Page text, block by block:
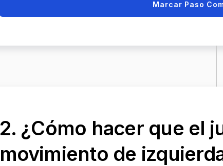
Marcar Paso
2. ¿Cómo hacer que el
movimiento de